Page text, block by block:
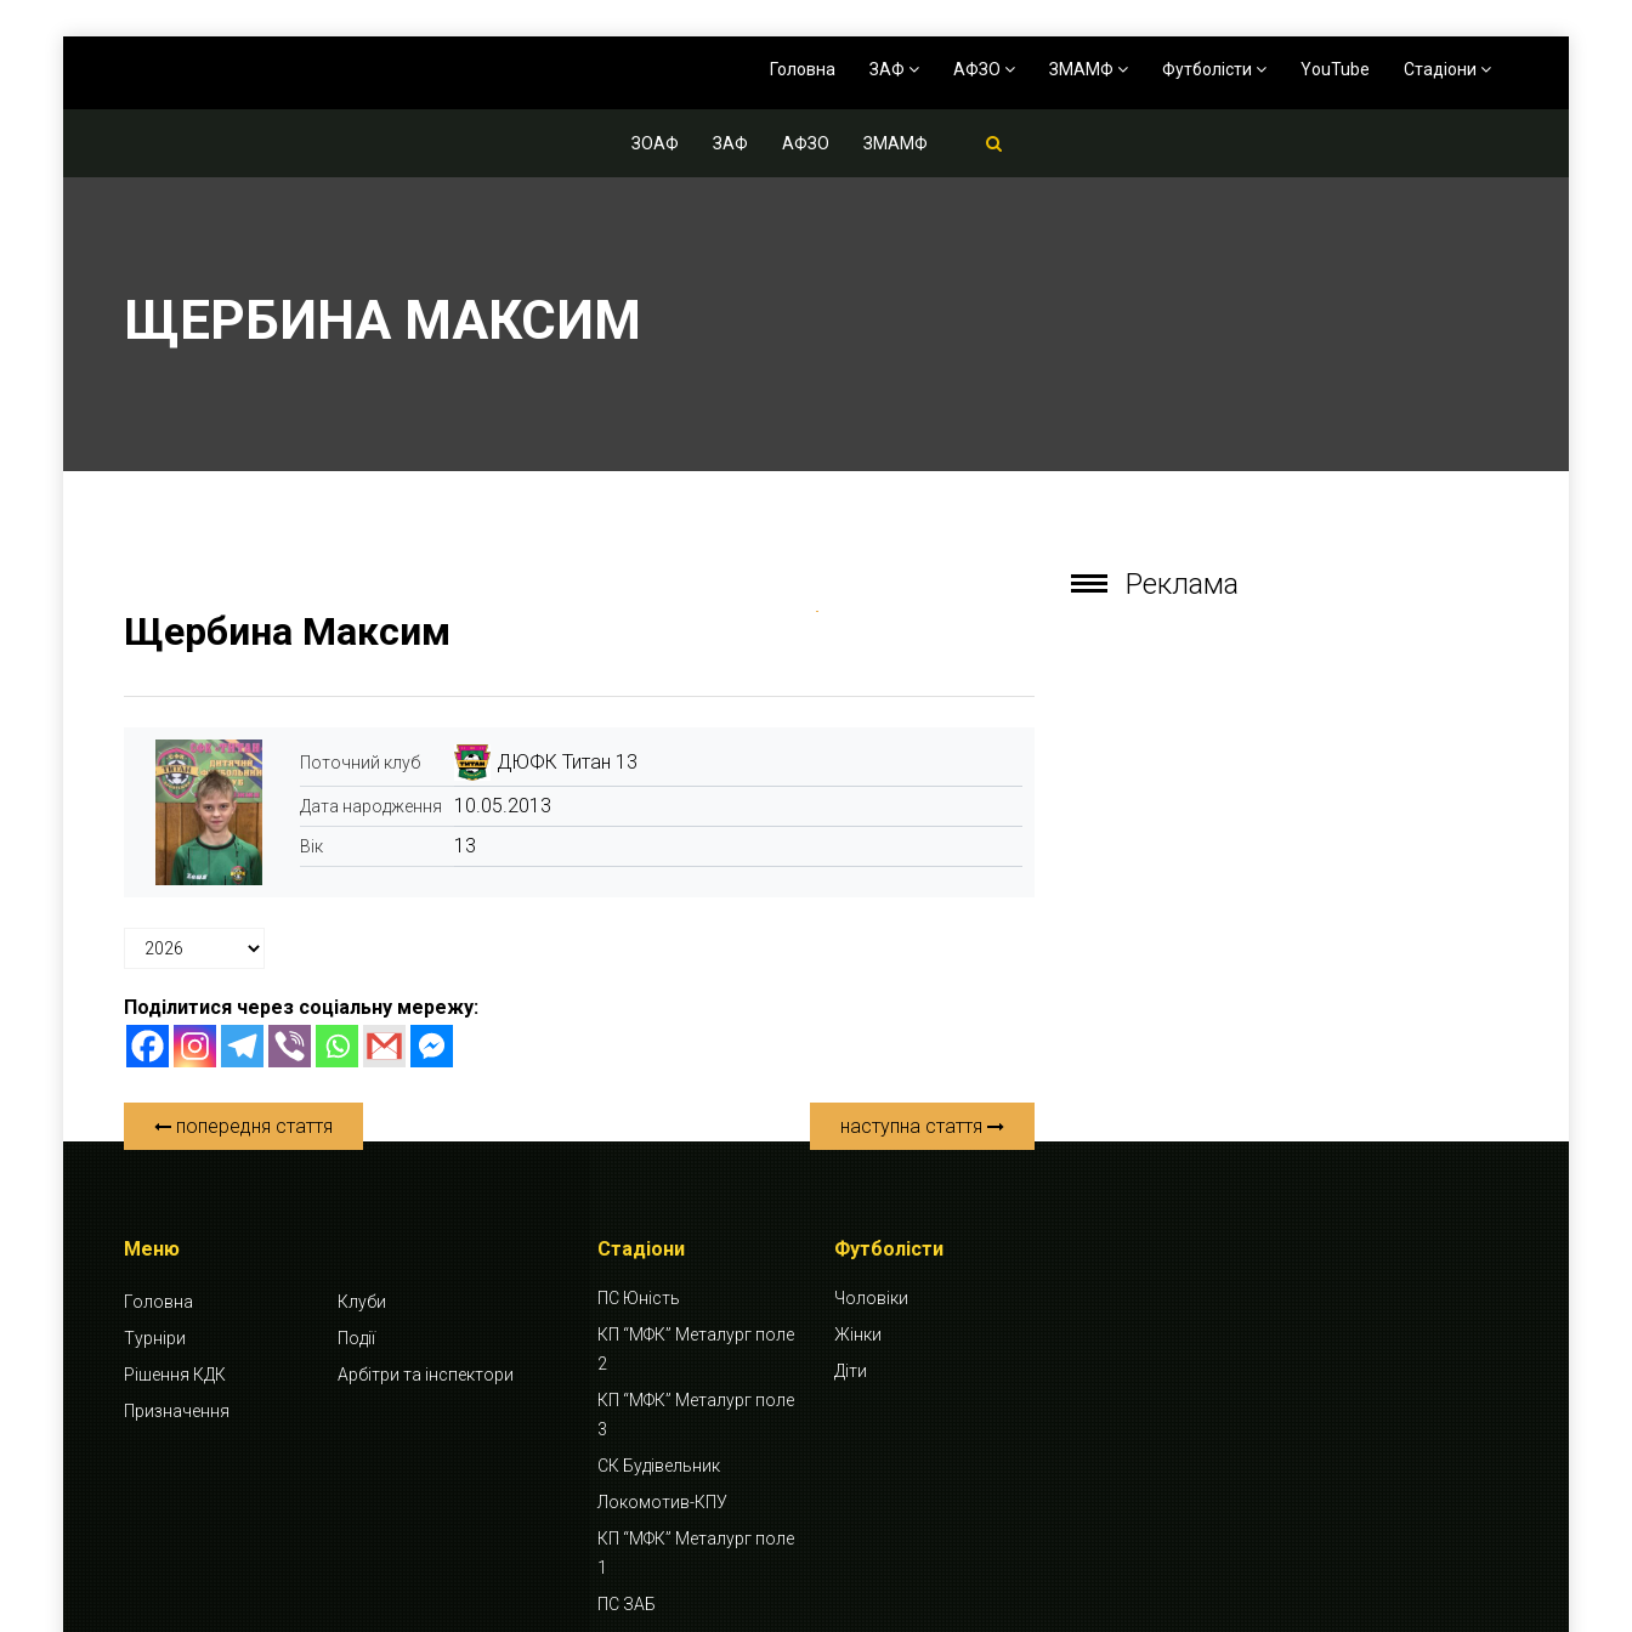
Головна ЗАФ АФЗО ЗМАМФ Футболісти YouTube Стадіони
ЗОАФ ЗАФ АФЗО ЗМАМФ
ЩЕРБИНА МАКСИМ
Щербина Максим
Поточний клуб ДЮФК Титан 13
Дата народження 10.05.2013
Вік 13
Поділитися через соціальну мережу:
попередня стаття наступна стаття
Реклама
Меню
Головна
Клуби
Турніри
Події
Рішення КДК
Арбітри та інспектори
Призначення
Стадіони
ПС Юність
КП “МФК” Металург поле
2
КП “МФК” Металург поле
3
СК Будівельник
Локомотив-КПУ
КП “МФК” Металург поле
1
ПС ЗАБ
Футболісти
Чоловіки
Жінки
Діти